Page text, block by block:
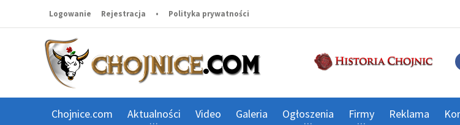
Logowanie Rejestracja • Polityka prywatności
Chojnice.com Aktualności Video Galeria Ogłoszenia Firmy Reklama